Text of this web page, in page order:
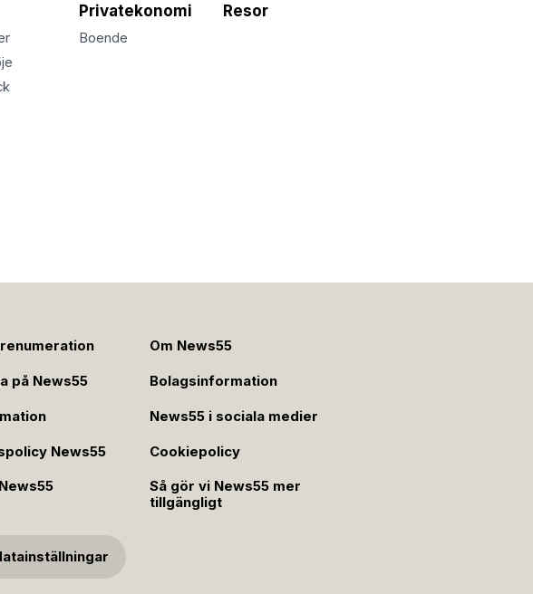
Privatekonomi
Boende
Resor
Om News55
på News55 Bolagsinformation
News55 i sociala medier
News55 Cookiepolicy
Så gör vi News55 mer
tillgängligt